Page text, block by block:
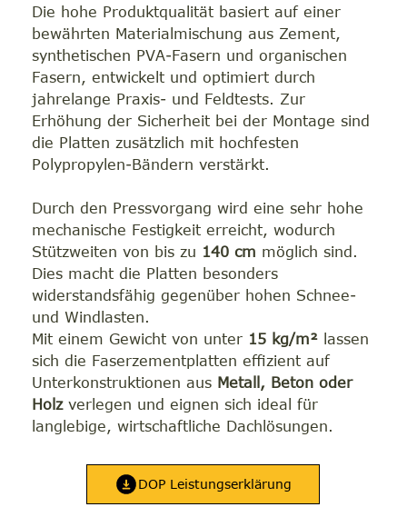
Die hohe Produktqualität basiert auf einer
bewährten Materialmischung aus Zement,
synthetischen PVA-Fasern und organischen
Fasern, entwickelt und optimiert durch
jahrelange Praxis- und Feldtests. Zur
Erhöhung der Sicherheit bei der Montage sind
die Platten zusätzlich mit hochfesten
Polypropylen-Bändern verstärkt.
Durch den Pressvorgang wird eine sehr hohe
mechanische Festigkeit erreicht, wodurch
Stützweiten von bis zu 140 cm möglich sind.
Dies macht die Platten besonders
widerstandsfähig gegenüber hohen Schnee-
und Windlasten.
Mit einem Gewicht von unter 15 kg/m²lassen
sich die Faserzementplatten effizient auf
Unterkonstruktionen aus Metall, Beton oder
Holzverlegen und eignen sich ideal für
langlebige, wirtschaftliche Dachlösungen.
DOP Leistungserklärung